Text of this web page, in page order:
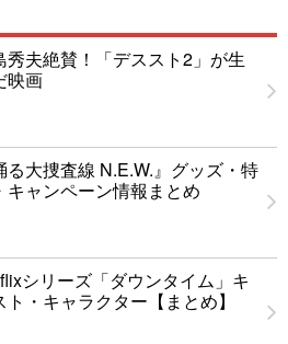
秀夫絶賛！「デススト2」が生
映画
る大捜査線 N.E.W.』グッズ・特
キャンペーン情報まとめ
シリーズ「ダウンタイム」キ
ト・キャラクター【まとめ】